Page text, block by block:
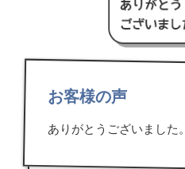
お客様の声
ありがとうございました。